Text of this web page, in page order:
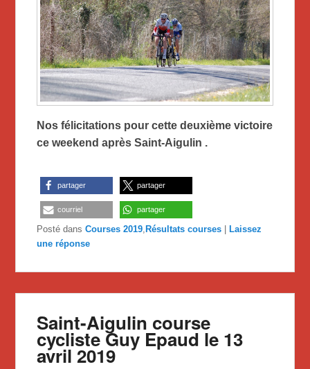
Nos félicitations pour cette deuxième victoire
ce weekend après Saint-Aigulin .
partager partager
courriel partager
Posté dans Courses 2019 ,Résultats courses |Laissez
une réponse
Saint-Aigulin course
cycliste Guy Epaud le 13
avril 2019